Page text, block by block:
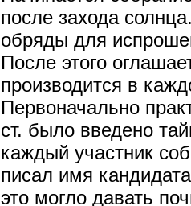
после захода
обряды для
После этого
производится в
Первоначально
ст. было введено
каждый участник
писал имя
это могло давать